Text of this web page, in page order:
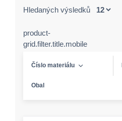
Hledaných výsledků
product-
grid.filter.title.mobile
Číslo materiálu
Obal